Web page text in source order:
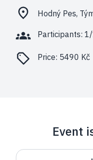
Hodný Pes,
Participants:
Price: 5490 Kč
Event